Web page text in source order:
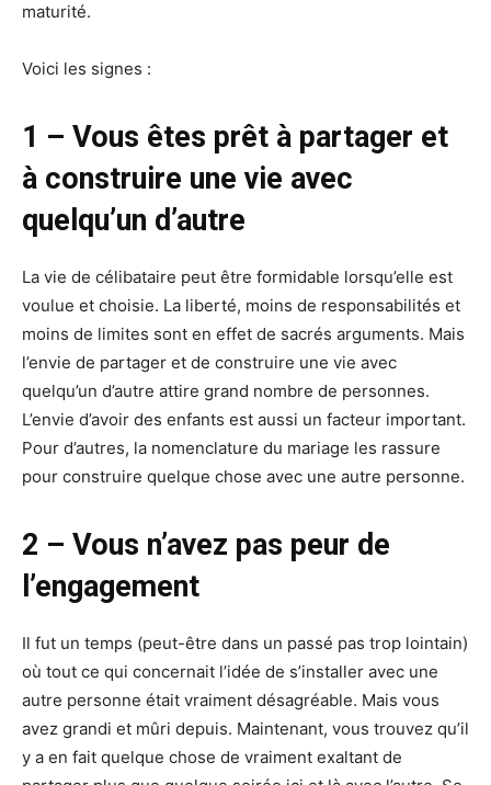
maturité.
Voici les signes :
1 – Vous êtes prêt à partager et
à construire une vie avec
quelqu’un d’autre
La vie de célibataire peut être formidable lorsqu’elle est
voulue et choisie. La liberté, moins de responsabilités et
moins de limites sont en effet de sacrés arguments. Mais
l’envie de partager et de construire une vie avec
quelqu’un d’autre attire grand nombre de personnes.
L’envie d’avoir des enfants est aussi un facteur important.
Pour d’autres, la nomenclature du mariage les rassure
pour construire quelque chose avec une autre personne.
2 – Vous n’avez pas peur de
l’engagement
Il fut un temps (peut-être dans un passé pas trop lointain)
où tout ce qui concernait l’idée de s’installer avec une
autre personne était vraiment désagréable. Mais vous
avez grandi et mûri depuis. Maintenant, vous trouvez qu’il
y a en fait quelque chose de vraiment exaltant de